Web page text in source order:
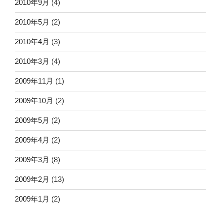
2010年9月 (4)
2010年5月 (2)
2010年4月 (3)
2010年3月 (4)
2009年11月 (1)
2009年10月 (2)
2009年5月 (2)
2009年4月 (2)
2009年3月 (8)
2009年2月 (13)
2009年1月 (2)